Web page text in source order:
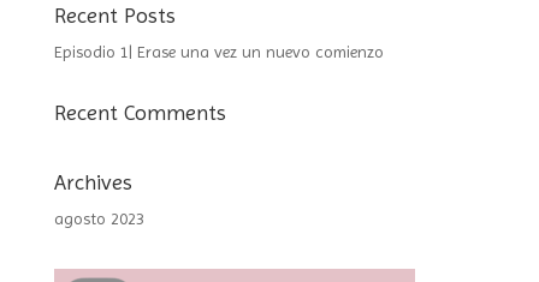
Recent Posts
Episodio 1| Erase una vez un nuevo comienzo
Recent Comments
Archives
agosto 2023